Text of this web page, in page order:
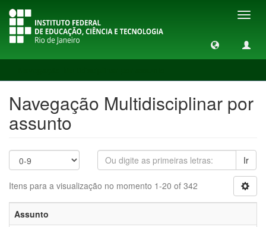
Navegação Multidisciplinar por
assunto
Ir
Itens para a visualização no momento 1-20 of 342
Assunto